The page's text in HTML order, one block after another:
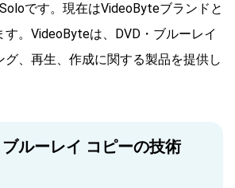
です。現在はVideoByteブランドと
す。VideoByteは、DVD・ブルーレイ
、再生、作成に関する製品を提供し
ルーレイ コピーの技術